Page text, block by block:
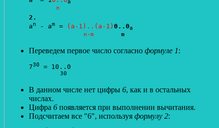
a
n
2.
an - am = (a-1)..(a-1) 0..0a
n-m
m
Переведем первое число согласно формуле 1:
730 = 10..0
30
В данном числе нет цифры 6, как и в остальных
числах.
Цифра 6 появляется при выполнении вычитания.
Подсчитаем все "6", используя формулу 2: